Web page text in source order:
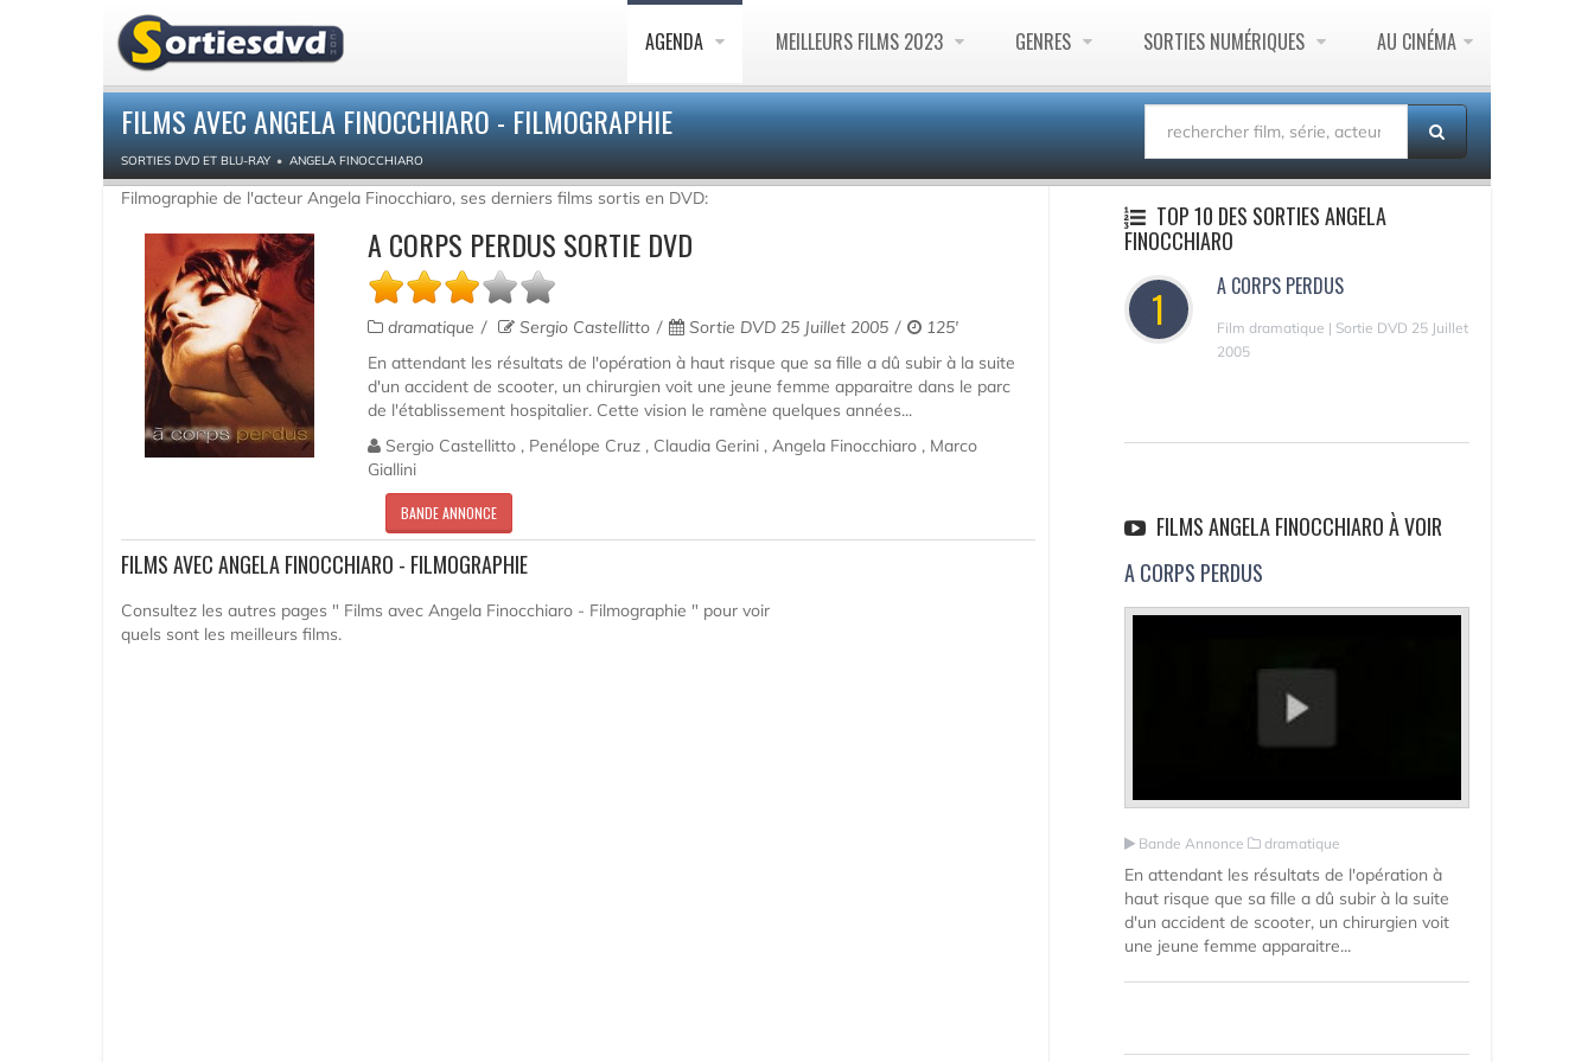
AGENDA MEILLEURS FILMS 2023 GENRES SORTIES NUMÉRIQUES AU CINÉMA
FILMS AVEC ANGELA FINOCCHIARO - FILMOGRAPHIE
SORTIES DVD ET BLU-RAY ANGELA FINOCCHIARO
Filmographie de l'acteur Angela Finocchiaro, ses derniers films sortis en DVD:
A CORPS PERDUS SORTIE DVD
dramatique Sergio Castellitto Sortie DVD 25 Juillet 2005
125'
En attendant les résultats de l'opération à haut risque que sa fille a dû subir à la suite
d'un accident de scooter, un chirurgien voit une jeune femme apparaitre dans le parc
de l'établissement hospitalier. Cette vision le ramène quelques années...
Sergio Castellitto , Penélope Cruz , Claudia Gerini , Angela Finocchiaro , Marco
Giallini
BANDE ANNONCE
FILMS AVEC ANGELA FINOCCHIARO - FILMOGRAPHIE
Consultez les autres pages " Films avec Angela Finocchiaro - Filmographie " pour voir
quels sont les meilleurs films.
TOP 10 DES SORTIES ANGELA
FINOCCHIARO
1 A CORPS PERDUS
Film dramatique | Sortie DVD 25 Juillet
2005
FILMS ANGELA FINOCCHIARO À VOIR
A CORPS PERDUS
Bande Annonce dramatique
En attendant les résultats de l'opération à
haut risque que sa fille a dû subir à la suite
d'un accident de scooter, un chirurgien voit
une jeune femme apparaitre...